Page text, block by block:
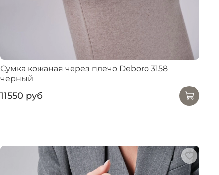
Сумка кожаная через плечо Deboro 3158
черный
11550 руб